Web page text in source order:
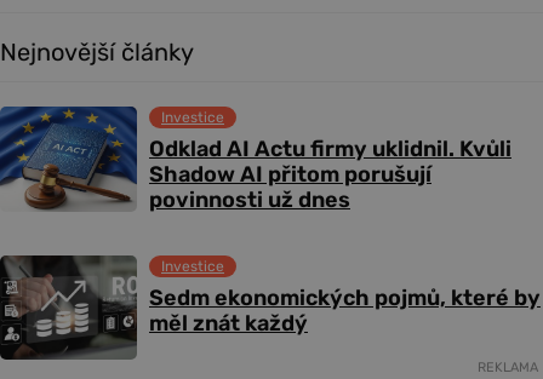
Nejnovější články
Odklad AI Actu firmy uklidnil. Kvůli
Shadow AI přitom porušují
povinnosti už dnes
Investice
Sedm ekonomických pojmů, které by
měl znát každý
Investice
REKLAMA